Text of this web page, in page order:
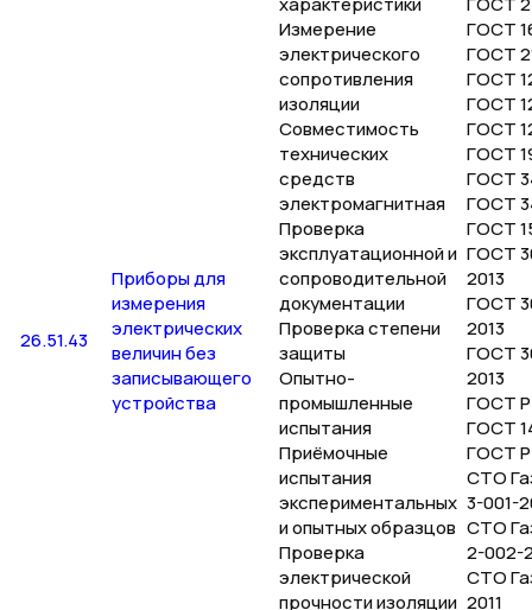
26.51.43
Приборы для
измерения
электрических
величин без
записывающего
устройства
Измерение
электрического
сопротивления
изоляции
Совместимость
технических
средств
электромагнитная
Проверка
эксплуатационной и
сопроводительной
документации
Проверка степени
защиты
Опытно-
промышленные
испытания
Приёмочные
испытания
экспериментальных
и опытных образцов
Проверка
электрической
прочности изоляции
ГОСТ
ГОСТ
ГОСТ
ГОСТ
ГОСТ
ГОСТ
ГОСТ
ГОСТ
ГОСТ
ГОСТ
2013
ГОСТ
2013
ГОСТ
2013
ГОСТ Р
ГОСТ
ГОСТ Р
СТО
3-001-
СТО
2-002-
СТО
2011